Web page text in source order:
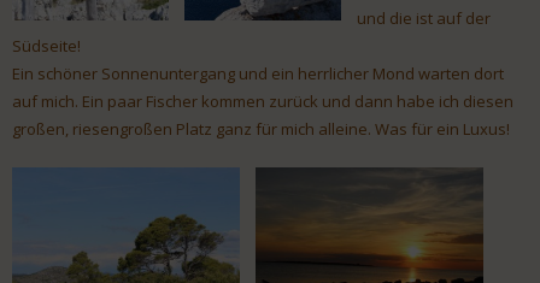
und die ist auf der
Südseite!
Ein schöner Sonnenuntergang und ein herrlicher Mond warten dort
auf mich. Ein paar Fischer kommen zurück und dann habe ich diesen
großen, riesengroßen Platz ganz für mich alleine. Was für ein Luxus!